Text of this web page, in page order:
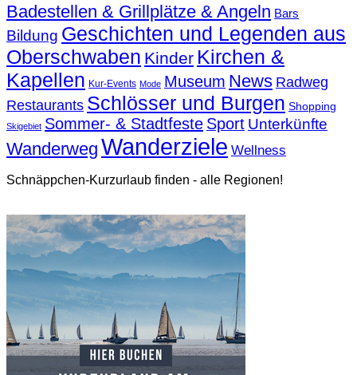
Badestellen & Grillplätze & Angeln Bars
Bildung Geschichten und Legenden aus
Oberschwaben Kinder Kirchen &
Kapellen Kur-Events Mode Museum News Radweg
Restaurants Schlösser und Burgen Shopping
Skigebiet Sommer- & Stadtfeste Sport Unterkünfte
Wanderweg Wanderziele Wellness
Schnäppchen-Kurzurlaub finden - alle Regionen!